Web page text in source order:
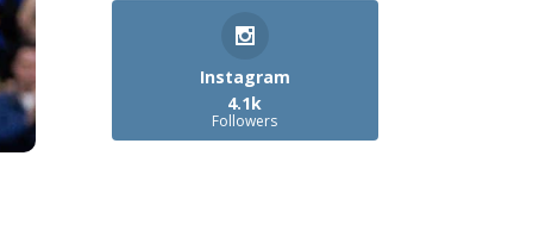
Instagram
4.1k
Followers